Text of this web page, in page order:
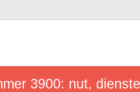
3900: nut,